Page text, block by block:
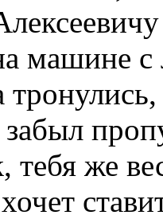
машине
забыл
тебя же
хочет